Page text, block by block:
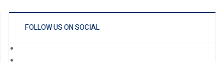
FOLLOW US ON SOCIAL